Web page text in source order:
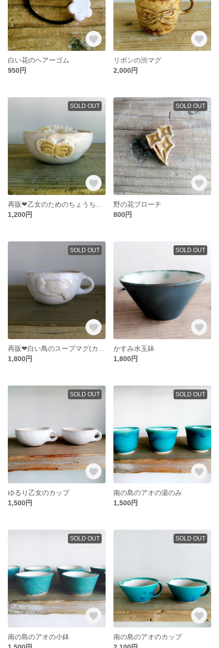
白い花のヘアーゴム
950円
リボンの渋マグ
2,000円
SOLD OUT
1,200円
SOLD OUT
野の花ブローチ
800円
SOLD OUT
1,800円
SOLD OUT
かすみ水玉鉢
1,800円
SOLD OUT
ゆるり乙女のカップ
1,500円
SOLD OUT
南の島のアオの湯のみ
1,500円
SOLD OUT
南の島のアオの小鉢
SOLD OUT
南の島のアオのカップ